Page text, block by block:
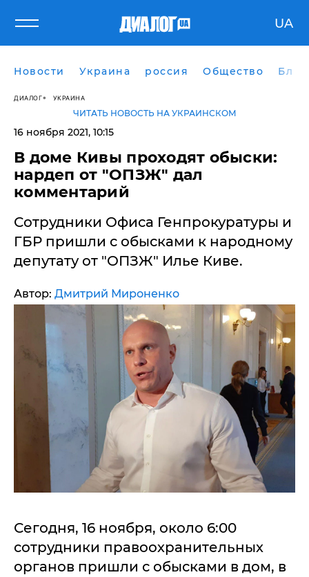
UA
Новости Украина россия Общество
ДИАЛОГ УКРАИНА
ЧИТАТЬ НОВОСТЬ НА УКРАИНСКОМ
16 ноября 2021, 10:15
​В доме Кивы проходят обыски:
нардеп от "ОПЗЖ" дал
комментарий
Сотрудники Офиса Генпрокуратуры и
ГБР пришли с обысками к народному
депутату от "ОПЗЖ" Илье Киве.
Автор: Дмитрий Мироненко
Сегодня, 16 ноября, около 6:00
сотрудники правоохранительных
органов пришли с обысками в дом, в